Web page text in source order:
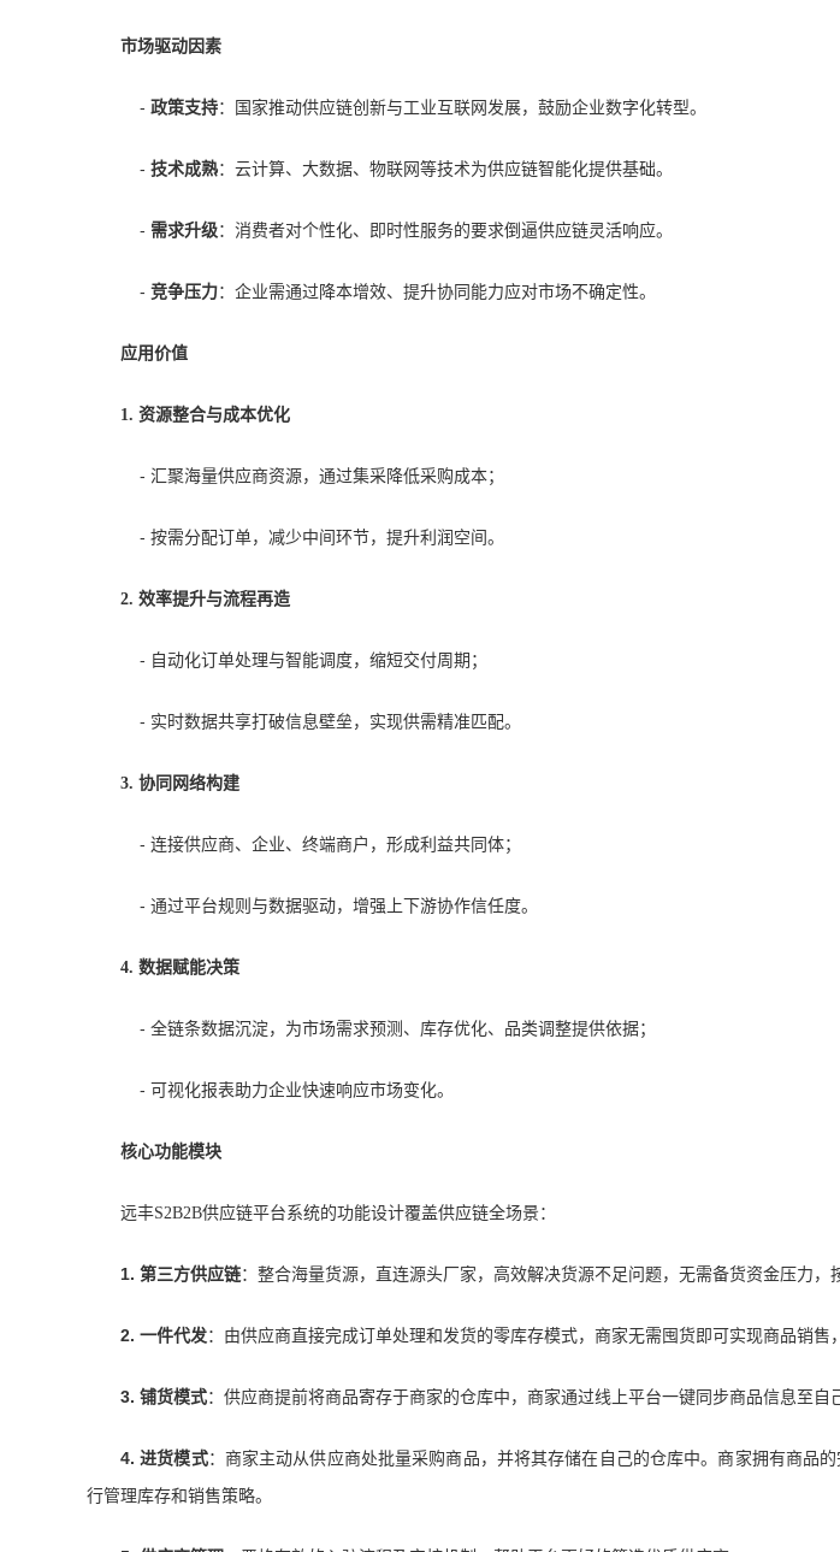
市场驱动因素
- 政策支持：国家推动供应链创新与工业互联网发展，鼓励企业数字化转型。
- 技术成熟：云计算、大数据、物联网等技术为供应链智能化提供基础。
- 需求升级：消费者对个性化、即时性服务的要求倒逼供应链灵活响应。
- 竞争压力：企业需通过降本增效、提升协同能力应对市场不确定性。
应用价值
1. 资源整合与成本优化
- 汇聚海量供应商资源，通过集采降低采购成本；
- 按需分配订单，减少中间环节，提升利润空间。
2. 效率提升与流程再造
- 自动化订单处理与智能调度，缩短交付周期；
- 实时数据共享打破信息壁垒，实现供需精准匹配。
3. 协同网络构建
- 连接供应商、企业、终端商户，形成利益共同体；
- 通过平台规则与数据驱动，增强上下游协作信任度。
4. 数据赋能决策
- 全链条数据沉淀，为市场需求预测、库存优化、品类调整提供依据；
- 可视化报表助力企业快速响应市场变化。
核心功能模块
远丰S2B2B供应链平台系统的功能设计覆盖供应链全场景：
1. 第三方供应链：整合海量货源，直连源头厂家，高效解决货源不足问题，无需备货资金压力，
2. 一件代发：由供应商直接完成订单处理和发货的零库存模式，商家无需囤货即可实现商品销售
3. 铺货模式：供应商提前将商品寄存于商家的仓库中，商家通过线上平台一键同步商品信息至自
4. 进货模式：商家主动从供应商处批量采购商品，并将其存储在自己的仓库中。商家拥有商品
行管理库存和销售策略。